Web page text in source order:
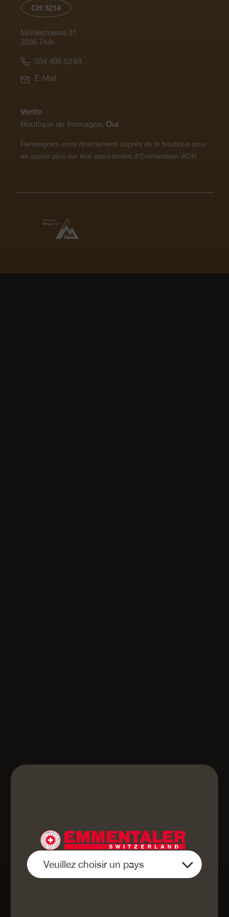
CH 3214
Mühlestrasse 31
3556 Trub
034 495 53 64
E-Mail
Vente
Boutique de fromages: Oui
Renseignez-vous directement auprès de la boutique pour
en savoir plus sur leur assortiment d’Emmentaler AOP.